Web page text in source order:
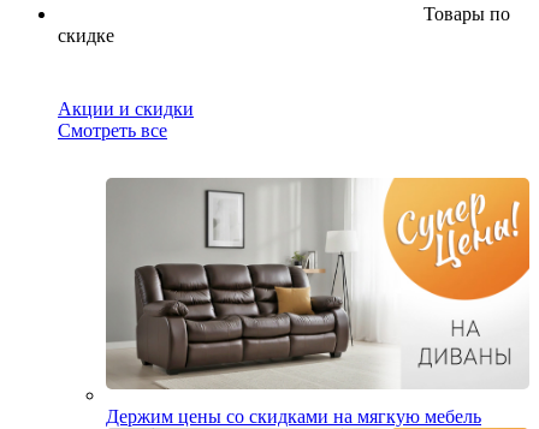
Товары по
скидке
Акции и скидки
Смотреть все
Держим цены со скидками на мягкую мебель